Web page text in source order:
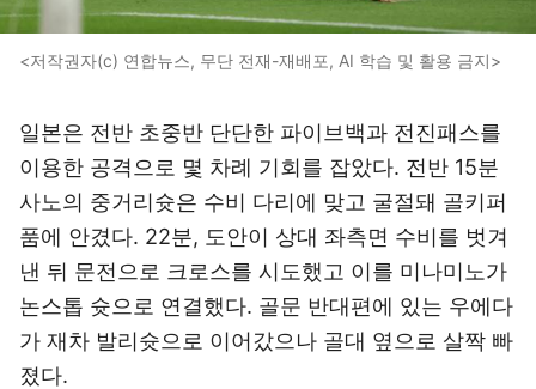
<저작권자(c) 연합뉴스, 무단 전재-재배포, AI 학습 및 활용 금지>
일본은 전반 초중반 단단한 파이브백과 전진패스를
이용한 공격으로 몇 차례 기회를 잡았다. 전반 15분
사노의 중거리슛은 수비 다리에 맞고 굴절돼 골키퍼
품에 안겼다. 22분, 도안이 상대 좌측면 수비를 벗겨
낸 뒤 문전으로 크로스를 시도했고 이를 미나미노가
논스톱 슛으로 연결했다. 골문 반대편에 있는 우에다
가 재차 발리슛으로 이어갔으나 골대 옆으로 살짝 빠
졌다.